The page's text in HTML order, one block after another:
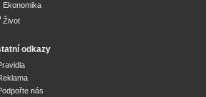
Ekonomika
Život
odkazy
nás